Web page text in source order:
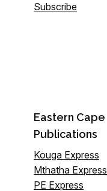
Subscribe
Eastern Cape
Publications
Kouga Express
Mthatha Express
PE Express